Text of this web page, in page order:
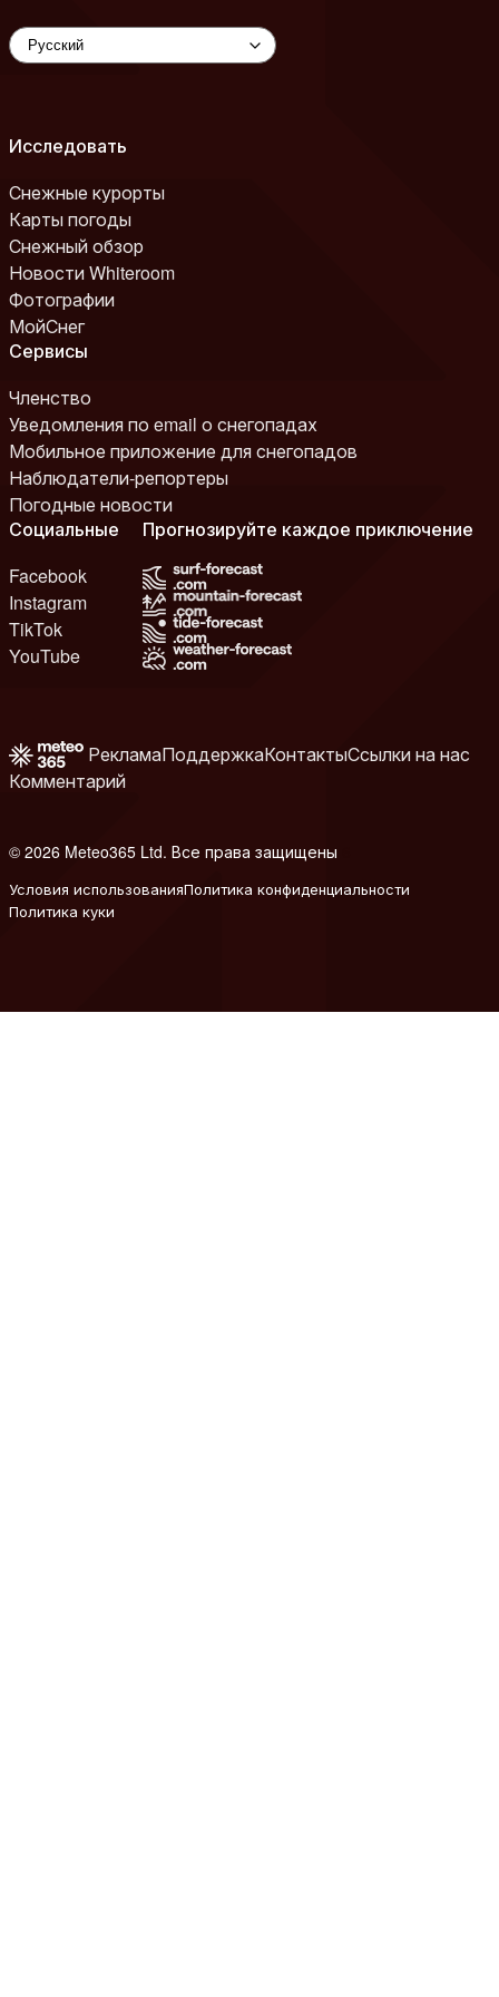
Исследовать
Снежные курорты
Карты погоды
Снежный обзор
Новости Whiteroom
Фотографии
МойСнег
Сервисы
Членство
Уведомления по email о снегопадах
Мобильное приложение для снегопадов
Наблюдатели-репортеры
Погодные новости
Социальные
Facebook
Instagram
TikTok
YouTube
Прогнозируйте каждое приключение
РекламаПоддержкаКонтактыСсылки на нас
Комментарий
© 2026 Meteo365 Ltd. Все права защищены
Условия использованияПолитика конфиденциальности
Политика куки